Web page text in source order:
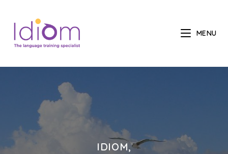
MENU
IDIOM,